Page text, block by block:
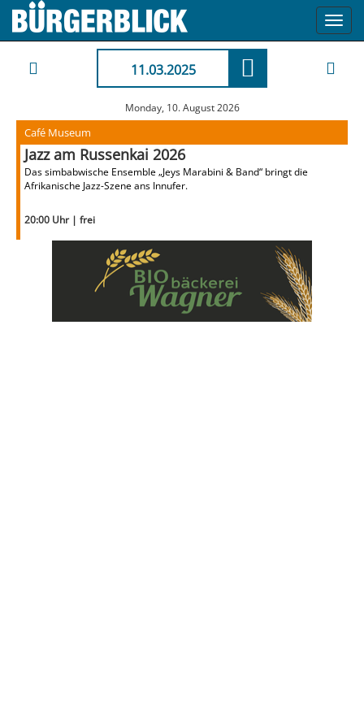
11.03.2025
Monday, 10. August 2026
Café Museum
Jazz am Russenkai 2026
Das simbabwische Ensemble „Jeys Marabini & Band“ bringt die
Afrikanische Jazz-Szene ans Innufer.
20:00 Uhr | frei